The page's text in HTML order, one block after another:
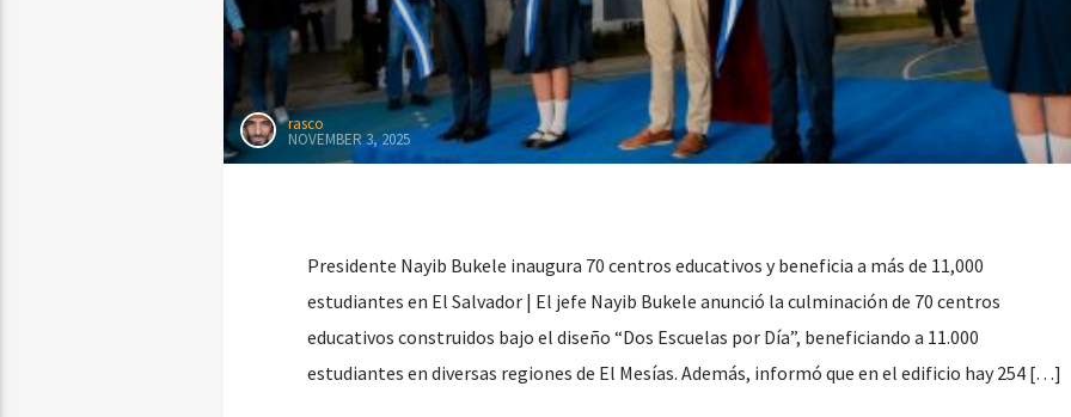
rasco
NOVEMBER 3, 2025
Presidente Nayib Bukele inaugura 70 centros educativos y beneficia a más de 11,000
estudiantes en El Salvador | El jefe Nayib Bukele anunció la culminación de 70 centros
educativos construidos bajo el diseño “Dos Escuelas por Día”, beneficiando a 11.000
estudiantes en diversas regiones de El Mesías. Además, informó que en el edificio hay 254 […]